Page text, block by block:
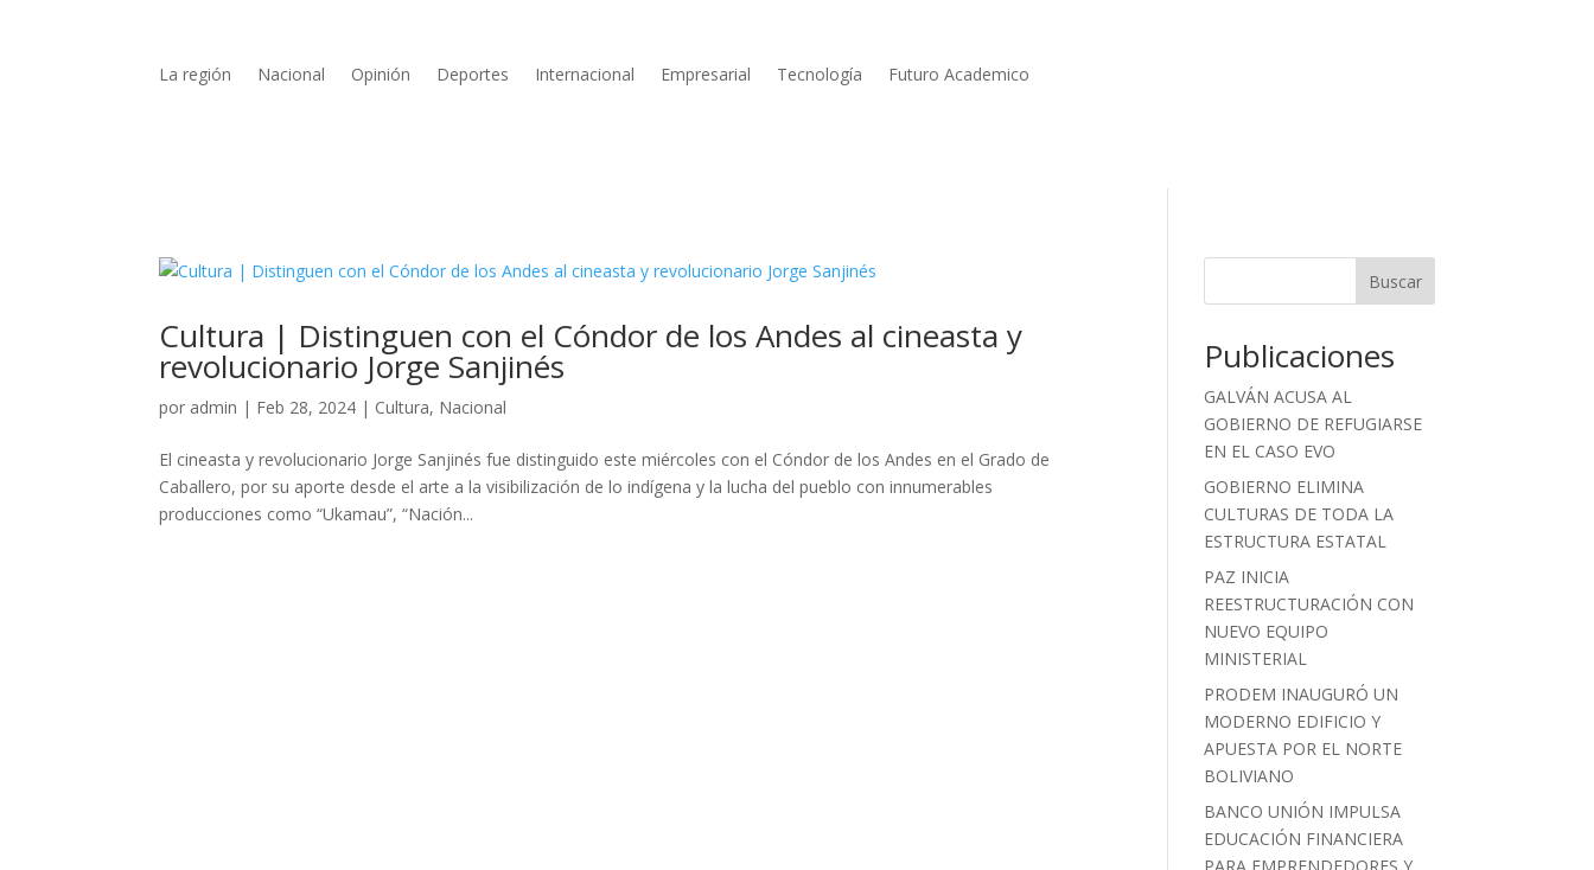
La región Nacional Opinión Deportes Internacional Empresarial Tecnología Futuro Academico
Cultura | Distinguen con el Cóndor de los Andes al cineasta y
revolucionario Jorge Sanjinés
por admin | Feb 28, 2024 | Cultura, Nacional
El cineasta y revolucionario Jorge Sanjinés fue distinguido este miércoles con el Cóndor de los Andes en el Grado de
Caballero, por su aporte desde el arte a la visibilización de lo indígena y la lucha del pueblo con innumerables
producciones como “Ukamau”, “Nación...
Buscar
Publicaciones
GALVÁN ACUSA AL
GOBIERNO DE REFUGIARSE
EN EL CASO EVO
GOBIERNO ELIMINA
CULTURAS DE TODA LA
ESTRUCTURA ESTATAL
PAZ INICIA
REESTRUCTURACIÓN CON
NUEVO EQUIPO
MINISTERIAL
PRODEM INAUGURÓ UN
MODERNO EDIFICIO Y
APUESTA POR EL NORTE
BOLIVIANO
BANCO UNIÓN IMPULSA
EDUCACIÓN FINANCIERA